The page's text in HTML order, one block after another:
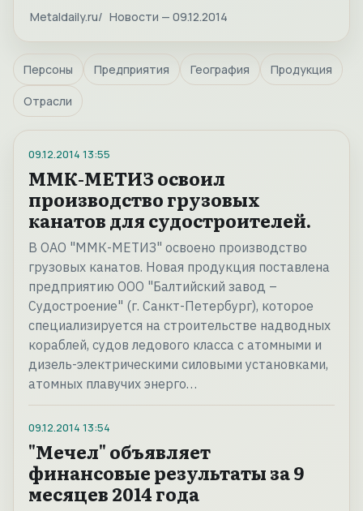
Metaldaily.ru Новости — 09.12.2014
Персоны Предприятия География Продукция
Отрасли
09.12.2014 13:55
ММК-МЕТИЗ освоил
производство грузовых
канатов для судостроителей.
В ОАО "ММК-МЕТИЗ" освоено производство
грузовых канатов. Новая продукция поставлена
предприятию ООО "Балтийский завод –
Судостроение" (г. Санкт-Петербург), которое
специализируется на строительстве надводных
кораблей, судов ледового класса с атомными и
дизель-электрическими силовыми установками,
атомных плавучих энерго…
09.12.2014 13:54
"Мечел" объявляет
финансовые результаты за 9
месяцев 2014 года